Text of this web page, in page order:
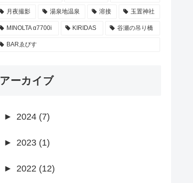
月夜撮影 湯泉地温泉 溶接 玉置神社
MINOLTA α7700i KIRIDAS 谷瀬の吊り橋
BARゑびす
アーカイブ
► 2024 (7)
► 2023 (1)
► 2022 (12)